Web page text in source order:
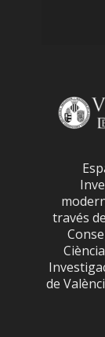
través
de